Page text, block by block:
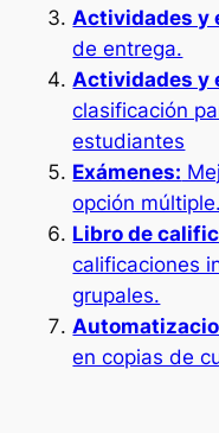
Actividades y
de entrega.
Actividades y
clasificación
estudiantes
Exámenes:
opción múltiple.
Libro de
calificaciones
grupales.
en copias de